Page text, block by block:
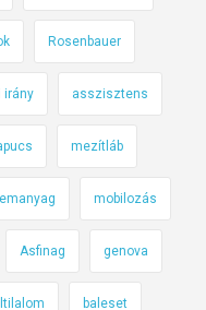
Rosenbauer
irány asszisztens
mezítláb
mobilozás
Asfinag genova
baleset